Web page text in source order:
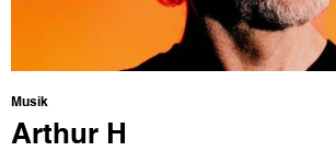
Musik
Arthur H